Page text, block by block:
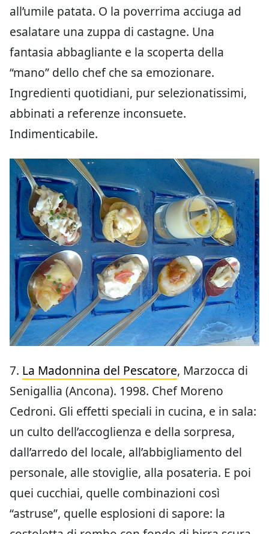
all’umile patata. O la poverrima acciuga ad
esalatare una zuppa di castagne. Una
fantasia abbagliante e la scoperta della
“mano” dello chef che sa emozionare.
Ingredienti quotidiani, pur selezionatissimi,
abbinati a referenze inconsuete.
Indimenticabile.
7. La Madonnina del Pescatore, Marzocca di
Senigallia (Ancona). 1998. Chef Moreno
Cedroni. Gli effetti speciali in cucina, e in sala:
un culto dell’accoglienza e della sorpresa,
dall’arredo del locale, all’abbigliamento del
personale, alle stoviglie, alla posateria. E poi
quei cucchiai, quelle combinazioni così
“astruse”, quelle esplosioni di sapore: la